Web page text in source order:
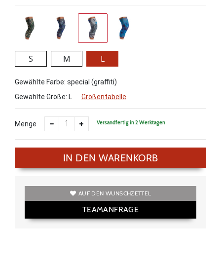
S M L
Gewählte Farbe: special (graffiti)
Gewählte Größe: L Größentabelle
Menge Versandfertig in 2 Werktagen
IN DEN WARENKORB
AUF DEN WUNSCHZETTEL
TEAMANFRAGE